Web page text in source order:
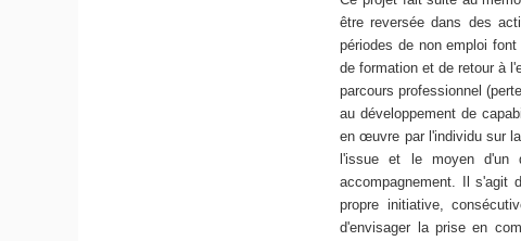
être reversée dans des
périodes de non emploi
de formation et de retour à
parcours professionnel
au développement de
en œuvre par l'individu sur
l'issue et le moyen d'un
accompagnement. Il s'agit
propre initiative,
d'envisager la prise en